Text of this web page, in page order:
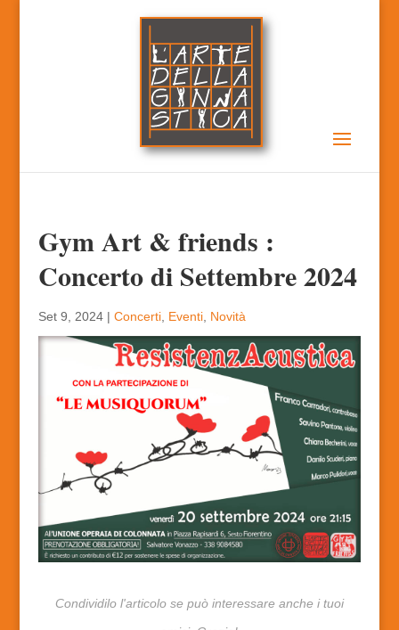
Gym Art & friends :
Concerto di Settembre 2024
Set 9, 2024| Concerti, Eventi, Novità